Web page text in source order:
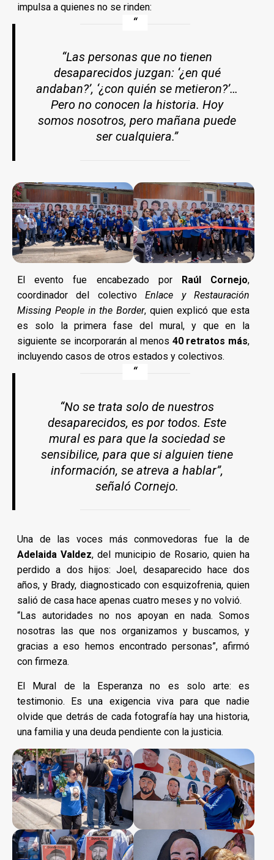
impulsa a quienes no se rinden:
“Las personas que no tienen
desaparecidos juzgan: ‘¿en qué
andaban?’, ‘¿con quién se metieron?’…
Pero no conocen la historia. Hoy
somos nosotros, pero mañana puede
ser cualquiera.”
El evento fue encabezado por Raúl Cornejo,
coordinador del colectivoEnlace y Restauración
Missing People in the Border, quien explicó que esta
es solo la primera fase del mural, y que en la
siguiente se incorporarán al menos 40 retratos más,
incluyendo casos de otros estados y colectivos.
“No se trata solo de nuestros
desaparecidos, es por todos. Este
mural es para que la sociedad se
sensibilice, para que si alguien tiene
información, se atreva a hablar”,
señaló Cornejo.
Una de las voces más conmovedoras fue la de
Adelaida Valdez, del municipio de Rosario, quien ha
perdido a dos hijos: Joel, desaparecido hace dos
años, y Brady, diagnosticado con esquizofrenia, quien
salió de casa hace apenas cuatro meses y no volvió.
“Las autoridades no nos apoyan en nada. Somos
nosotras las que nos organizamos y buscamos, y
gracias a eso hemos encontrado personas”, afirmó
con firmeza.
El Mural de la Esperanza no es solo arte: es
testimonio. Es una exigencia viva para que nadie
olvide que detrás de cada fotografía hay una historia,
una familia y una deuda pendiente con la justicia.